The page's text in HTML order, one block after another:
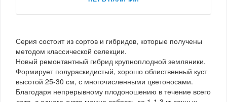
Серия состоит из сортов и гибридов, которые получены
методом классической селекции.
Новый ремонтантный гибрид крупноплодной земляники.
Формирует полураскидистый, хорошо облиственный куст
высотой 25-30 см, с многочисленными цветоносами.
Благодаря непрерывному плодоношению в течение всего